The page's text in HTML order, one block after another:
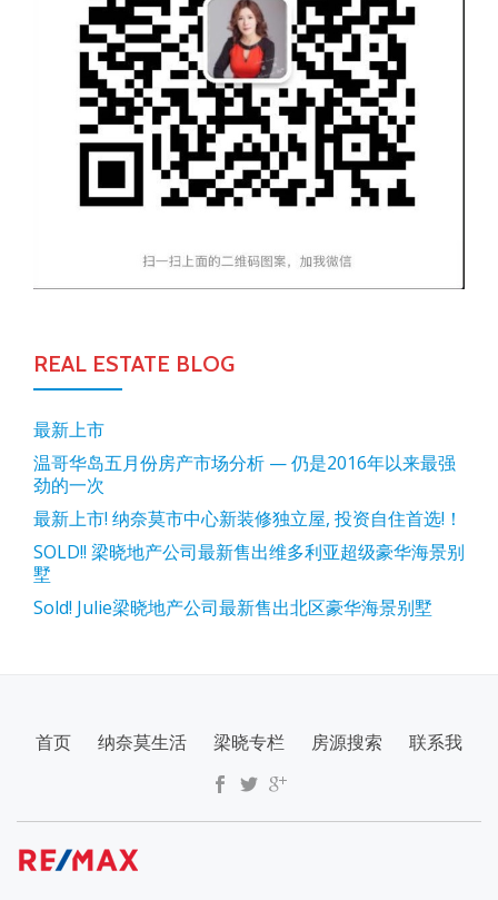
REAL ESTATE BLOG
最新上市
温哥华岛五月份房产市场分析 — 仍是2016年以来最强
劲的一次
最新上市! 纳奈莫市中心新装修独立屋, 投资自住首选!！
SOLD!! 梁晓地产公司最新售出维多利亚超级豪华海景别
墅
Sold! Julie梁晓地产公司最新售出北区豪华海景别墅
SECONDARY
MENU
首页 纳奈莫生活 梁晓专栏 房源搜索 联系我